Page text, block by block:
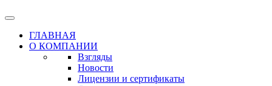
ГЛАВНАЯ
О КОМПАНИИ
Взгляды
Новости
Лицензии и сертификаты